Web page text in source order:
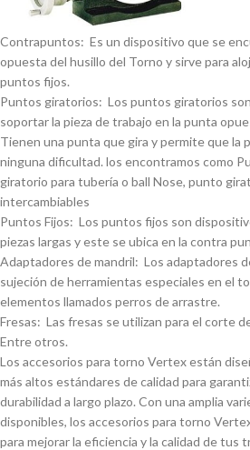
Contrapuntos: Es un dispositivo que se
opuesta del husillo del Torno y sirve para
puntos fijos.
Puntos giratorios: Los puntos giratorios
soportar la pieza de trabajo en la punta
Tienen una punta que gira y permite que la
ninguna dificultad. los encontramos como
giratorio para tuberí­a o ball Nose, punto
intercambiables
Puntos Fijos: Los puntos fijos son
piezas largas y este se ubica en la contra
Adaptadores de mandril: Los adaptadores
sujeción de herramientas especiales en el
elementos llamados perros de arrastre.
Fresas: Las fresas se utilizan para el corte
Entre otros.
Los accesorios para torno Vertex están
más altos estándares de calidad para
durabilidad a largo plazo. Con una amplia
disponibles, los accesorios para torno
para mejorar la eficiencia y la calidad de tus